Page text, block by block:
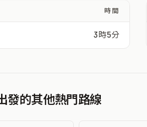
時間
3時5分
發的其他熱門路線